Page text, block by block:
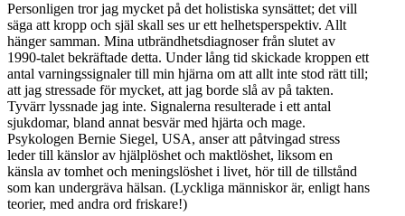
Personligen tror jag mycket på det holistiska synsättet; det vill
säga att kropp och själ skall ses ur ett helhetsperspektiv. Allt
hänger samman. Mina utbrändhetsdiagnoser från slutet av
1990-talet bekräftade detta. Under lång tid skickade kroppen ett
antal varningssignaler till min hjärna om att allt inte stod rätt till;
att jag stressade för mycket, att jag borde slå av på takten.
Tyvärr lyssnade jag inte. Signalerna resulterade i ett antal
sjukdomar, bland annat besvär med hjärta och mage.
Psykologen Bernie Siegel, USA, anser att påtvingad stress
leder till känslor av hjälplöshet och maktlöshet, liksom en
känsla av tomhet och meningslöshet i livet, hör till de tillstånd
som kan undergräva hälsan. (Lyckliga människor är, enligt hans
teorier, med andra ord friskare!)